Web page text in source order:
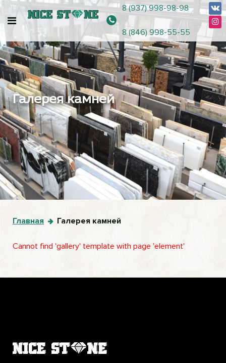
8 (937) 998-98-98
8 (846) 998-55-55
Галерея камней
Главная Галерея камней
Cannot find 'gallery' template with page 'element'